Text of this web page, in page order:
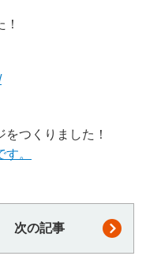
つくりました！
。
次の記事